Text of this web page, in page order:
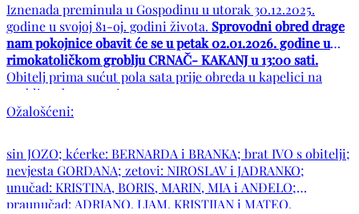
Iznenada preminula u Gospodinu u utorak 30.12.2025.
godine u svojoj 81-oj. godini života. Sprovodni obred drage
nam pokojnice obavit će se u petak 02.01.2026. godine u
rimokatoličkom groblju CRNAČ- KAKANJ u 13:00 sati.
Obitelj prima sućut pola sata prije obreda u kapelici na
groblju od 12:30 sati.
Ožalošćeni:
sin JOZO; kćerke: BERNARDA i BRANKA; brat IVO s obitelji;
nevjesta GORDANA; zetovi: NIROSLAV i JADRANKO;
unučad: KRISTINA, BORIS, MARIN, MIA i ANĐELO;
praunučad: ADRIANO, LIAM, KRISTIJAN i MATEO.